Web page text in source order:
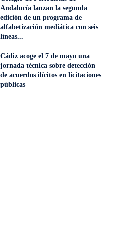
Andalucía lanzan la segunda
edición de un programa de
alfabetización mediática con seis
líneas...
Cádiz acoge el 7 de mayo una
jornada técnica sobre detección
de acuerdos ilícitos en licitaciones
públicas